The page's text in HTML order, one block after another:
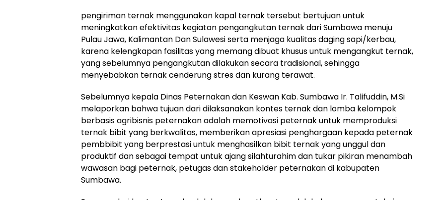
pengiriman ternak menggunakan kapal ternak tersebut bertujuan untuk
meningkatkan efektivitas kegiatan pengangkutan ternak dari Sumbawa menuju
Pulau Jawa, Kalimantan Dan Sulawesi serta menjaga kualitas daging sapi/kerbau,
karena kelengkapan fasilitas yang memang dibuat khusus untuk mengangkut ternak,
yang sebelumnya pengangkutan dilakukan secara tradisional, sehingga
menyebabkan ternak cenderung stres dan kurang terawat.
Sebelumnya kepala Dinas Peternakan dan Keswan Kab. Sumbawa Ir. Talifuddin, M.Si
melaporkan bahwa tujuan dari dilaksanakan kontes ternak dan lomba kelompok
berbasis agribisnis peternakan adalah memotivasi peternak untuk memproduksi
ternak bibit yang berkwalitas, memberikan apresiasi penghargaan kepada peternak
pembbibit yang berprestasi untuk menghasilkan bibit ternak yang unggul dan
produktif dan sebagai tempat untuk ajang silahturahim dan tukar pikiran menambah
wawasan bagi peternak, petugas dan stakeholder peternakan di kabupaten
Sumbawa.